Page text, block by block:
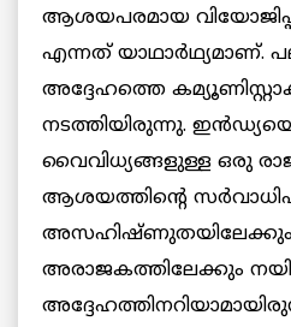
ആശയപരമായ
എന്നത് യാഥാര്‍ഥ്യമാണ്.
അദ്ദേഹത്തെ
നടത്തിയിരുന്നു.
വൈവിധ്യങ്ങളുള്ള ഒരു
ആശയത്തിന്‍റെ
അസഹിഷ്ണുതയിലേക്കും
അരാജകത്തിലേക്കും